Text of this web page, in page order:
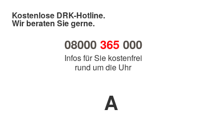
Kostenlose DRK-Hotline.
Wir beraten Sie gerne.
08000 365000
Infos für Sie kostenfrei
rund um die Uhr
A